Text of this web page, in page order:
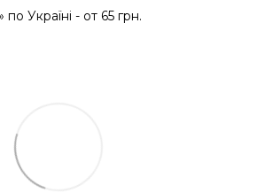
Україні - от 65 грн.